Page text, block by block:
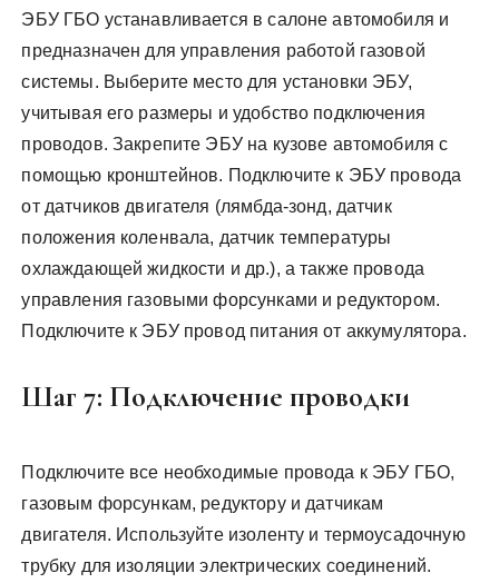
ЭБУ ГБО устанавливается в салоне автомобиля и
предназначен для управления работой газовой
системы. Выберите место для установки ЭБУ,
учитывая его размеры и удобство подключения
проводов. Закрепите ЭБУ на кузове автомобиля с
помощью кронштейнов. Подключите к ЭБУ провода
от датчиков двигателя (лямбда-зонд, датчик
положения коленвала, датчик температуры
охлаждающей жидкости и др.), а также провода
управления газовыми форсунками и редуктором.
Подключите к ЭБУ провод питания от аккумулятора.
Шаг 7: Подключение проводки
Подключите все необходимые провода к ЭБУ ГБО,
газовым форсункам, редуктору и датчикам
двигателя. Используйте изоленту и термоусадочную
трубку для изоляции электрических соединений.